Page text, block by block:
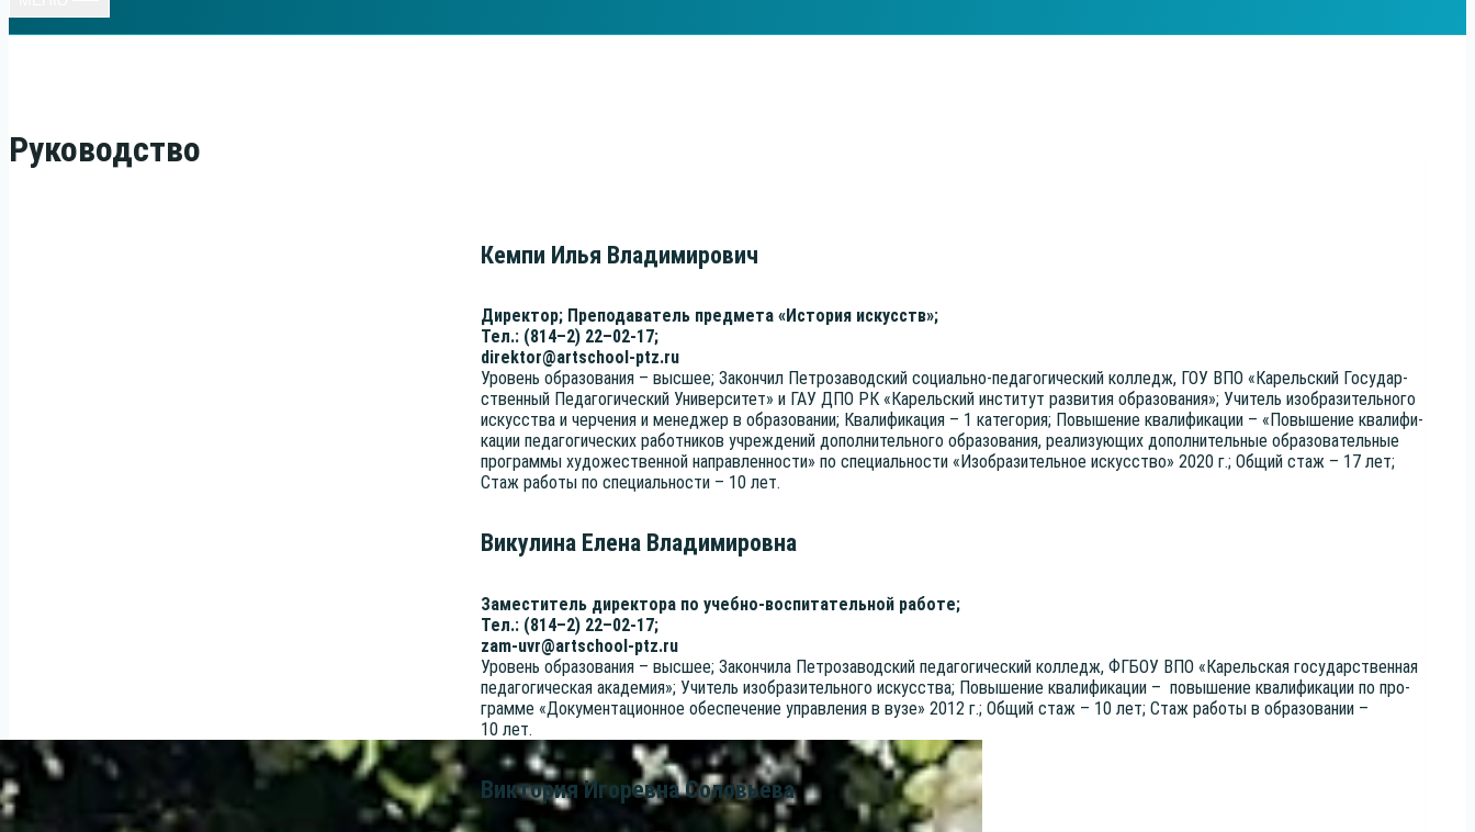
Руководство
Кемпи Илья Владимирович
Дирек­тор; Пре­по­да­ва­тель пред­ме­та «Исто­рия искусств»;
Тел.: (814–2) 22–02-17;
direktor@artschool-ptz.ru
Уро­вень обра­зо­ва­ния – выс­шее; Закон­чил Пет­ро­за­вод­ский соци­аль­но-педа­го­ги­че­ский кол­ледж, ГОУ ВПО «Карель­ский Госу­дар­
ствен­ный Педа­го­ги­че­ский Уни­вер­си­тет» и ГАУ ДПО РК «Карель­ский инсти­тут раз­ви­тия обра­зо­ва­ния»; Учи­тель изоб­ра­зи­тель­но­го
искус­ства и чер­че­ния и мене­джер в обра­зо­ва­нии; Ква­ли­фи­ка­ция – 1 кате­го­рия; Повы­ше­ние ква­ли­фи­ка­ции – «Повы­ше­ние ква­ли­фи­
ка­ции педа­го­ги­че­ских работ­ни­ков учре­жде­ний допол­ни­тель­но­го обра­зо­ва­ния, реа­ли­зу­ю­щих допол­ни­тель­ные обра­зо­ва­тель­ные
про­грам­мы худо­же­ствен­ной направ­лен­но­сти» по спе­ци­аль­но­сти «Изоб­ра­зи­тель­ное искус­ство» 2020 г.; Общий стаж – 17 лет;
Стаж рабо­ты по спе­ци­аль­но­сти – 10 лет.
Викулина Елена Владимировна
Заме­сти­тель дирек­то­ра по учеб­но-вос­пи­та­тель­ной рабо­те;
Тел.: (814–2) 22–02-17;
zam-uvr@artschool-ptz.ru
Уро­вень обра­зо­ва­ния – выс­шее; Закон­чи­ла Пет­ро­за­вод­ский педа­го­ги­че­ский кол­ледж, ФГБОУ ВПО «Карель­ская госу­дар­ствен­ная
педа­го­ги­че­ская ака­де­мия»; Учи­тель изоб­ра­зи­тель­но­го искус­ства; Повы­ше­ние ква­ли­фи­ка­ции – повы­ше­ние ква­ли­фи­ка­ции по про­
грам­ме «Доку­мен­та­ци­он­ное обес­пе­че­ние управ­ле­ния в вузе» 2012 г.; Общий стаж – 10 лет; Стаж рабо­ты в обра­зо­ва­нии –
10 лет.
Виктория Игоревна Соловьева